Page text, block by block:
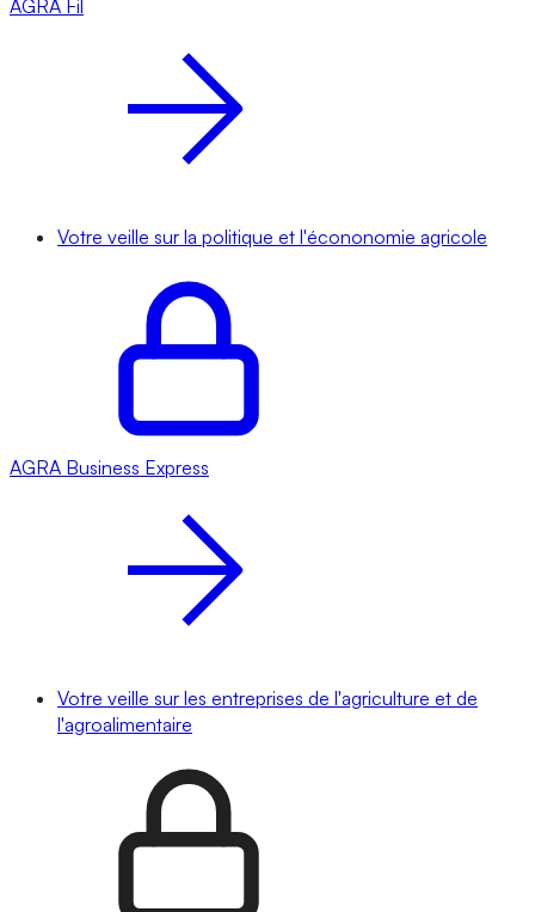
AGRA Fil
Votre veille sur la politique et l'écononomie agricole
AGRA Business Express
Votre veille sur les entreprises de l'agriculture et de
l'agroalimentaire